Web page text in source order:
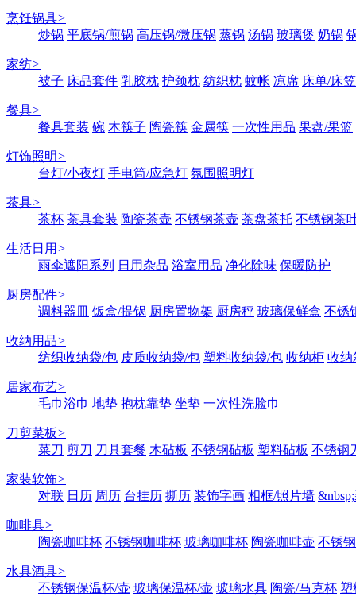
烹饪锅具>
炒锅 平底锅/煎锅 高压锅/微压锅 蒸锅 汤锅 玻璃煲 奶锅
家纺>
被子 床品套件 乳胶枕 护颈枕 纺织枕 蚊帐 凉席 床单/床笠
餐具>
餐具套装 碗 木筷子 陶瓷筷 金属筷 一次性用品 果盘/果篮
灯饰照明>
台灯/小夜灯 手电筒/应急灯 氛围照明灯
茶具>
茶杯 茶具套装 陶瓷茶壶 不锈钢茶壶 茶盘茶托 不锈钢茶
生活日用 >
雨伞遮阳系列
日用杂品 浴室用品 净化除味 保暖防护
厨房配件>
调料器皿 饭盒/提锅 厨房置物架 厨房秤 玻璃保鲜盒 不锈
收纳用品>
纺织收纳袋/包 皮质收纳袋/包 塑料收纳袋/包 收纳柜 收纳
居家布艺>
毛巾浴巾 地垫 抱枕靠垫 坐垫 一次性洗脸巾
刀剪菜板>
菜刀 剪刀 刀具套餐 木砧板 不锈钢砧板 塑料砧板 不锈钢
家装软饰>
对联 日历 周历 台挂历 撕历 装饰字画 相框/照片墙
咖啡具>
陶瓷咖啡杯 不锈钢咖啡杯 玻璃咖啡杯 陶瓷咖啡壶 不锈
水具酒具>
不锈钢保温杯/壶 玻璃保温杯/壶 玻璃水具 陶瓷/马克杯 塑